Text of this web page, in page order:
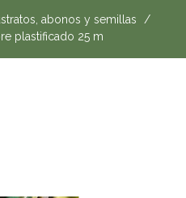
abonos y semillas
plastificado 25 m